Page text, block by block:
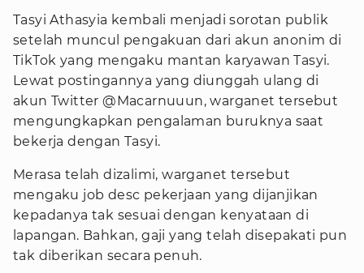
Tasyi Athasyia kembali menjadi sorotan publik
setelah muncul pengakuan dari akun anonim di
TikTok yang mengaku mantan karyawan Tasyi.
Lewat postingannya yang diunggah ulang di
akun Twitter @Macarnuuun, warganet tersebut
mengungkapkan pengalaman buruknya saat
bekerja dengan Tasyi.
Merasa telah dizalimi, warganet tersebut
mengaku job desc pekerjaan yang dijanjikan
kepadanya tak sesuai dengan kenyataan di
lapangan. Bahkan, gaji yang telah disepakati pun
tak diberikan secara penuh.